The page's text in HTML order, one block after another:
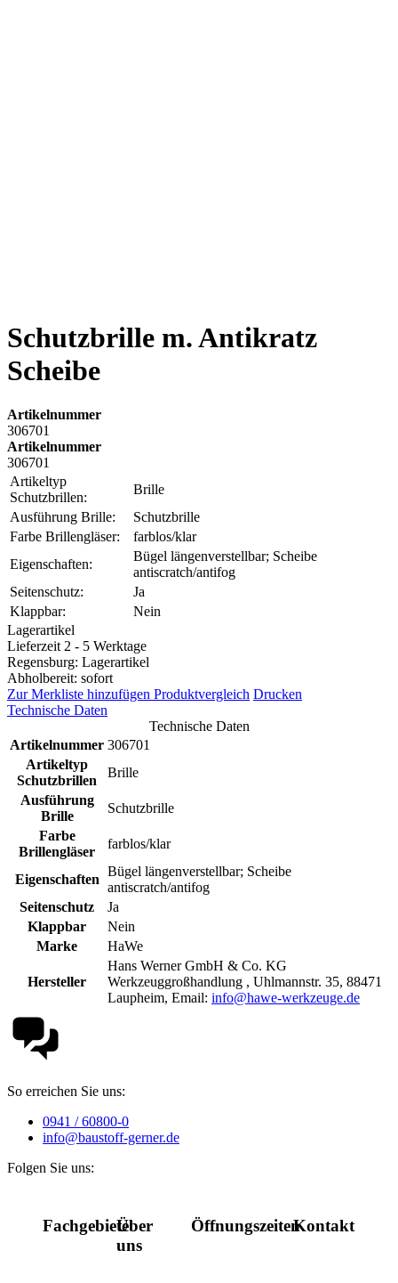
Schutzbrille m. Antikratz
Scheibe
Artikelnummer
306701
Artikelnummer
306701
Artikeltyp
Schutzbrillen:
Brille
Ausführung Brille:
Schutzbrille
Farbe Brillengläser:
farblos/klar
Eigenschaften:
Bügel längenverstellbar; Scheibe
antiscratch/antifog
Seitenschutz:
Ja
Klappbar:
Nein
Lagerartikel
Lieferzeit 2 - 5 Werktage
Regensburg: Lagerartikel
Abholbereit: sofort
Zur Merkliste hinzufügen Produktvergleich Drucken
Technische Daten
Technische Daten
Artikelnummer 306701
Artikeltyp
Schutzbrillen
Brille
Ausführung
Brille
Schutzbrille
Farbe
Brillengläser
farblos/klar
Eigenschaften
Bügel längenverstellbar; Scheibe
antiscratch/antifog
Seitenschutz
Ja
Klappbar
Nein
Marke
HaWe
Hersteller
Hans Werner GmbH & Co. KG
Werkzeuggroßhandlung , Uhlmannstr. 35, 88471
Laupheim, Email: info@hawe-werkzeuge.de
So erreichen Sie uns:
0941 / 60800-0
info@baustoff-gerner.de
Folgen Sie uns:
FachgebieteÜber
uns
ÖffnungszeitenKontakt